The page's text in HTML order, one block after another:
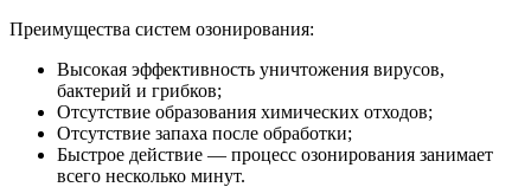
Преимущества систем озонирования:
Высокая эффективность уничтожения вирусов,
бактерий и грибков;
Отсутствие образования химических отходов;
Отсутствие запаха после обработки;
Быстрое действие — процесс озонирования занимает
всего несколько минут.